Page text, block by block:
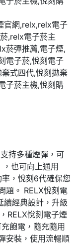
持多種煙彈，可
也可向上通用
，悅刻6代確保您
題。 RELX悅刻電
經典設計，升級
RELX悅刻電子煙
飽電，隨充隨用
安裝，使用流暢順